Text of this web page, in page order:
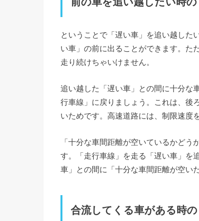
ということで「遅い車」を追い越した
い車」の前に出ることができます。た
走り続けちゃいけません。
追い越した「遅い車」との間に十分な
行車線」に戻りましょう。これは、後
いためです。高速道路には、制限速度
「十分な車間距離が空いているかど
す。「走行車線」を走る「遅い車」を
車」との間に「十分な車間距離が空い
合流してくる車がある時の